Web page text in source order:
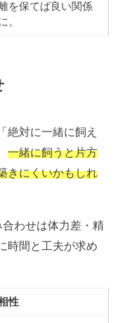
を保てば良い関係
。
絶対に一緒に飼え
一緒に飼うと片方
きにくいかもしれ
合わせは体力差・精
時間と工夫が求め
性